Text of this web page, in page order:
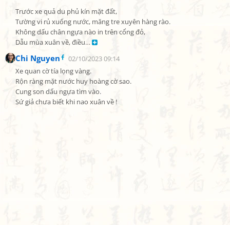
Trước xe quả du phủ kín mặt đất,
Tường vi rủ xuống nước, măng tre xuyên hàng rào.
Không dấu chân ngựa nào in trên cổng đỏ,
Dẫu mùa xuân về, điều…
Chi Nguyen
02/10/2023 09:14
Xe quan cờ tía lọng vàng.
Rộn ràng mặt nước huy hoàng cờ sao.
Cung son dấu ngựa tìm vào.
Sứ giả chưa biết khi nao xuân về !